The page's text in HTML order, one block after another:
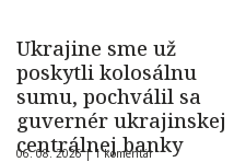
Ukrajine sme už
poskytli kolosálnu
sumu, pochválil sa
guvernér ukrajinskej
centrálnej banky
06. 08. 2026 |1 komentár